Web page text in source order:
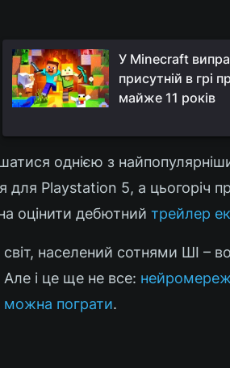
У Minecraft
присутній в грі
майже 11 років
однією з
для Playstation 5, а цьогоріч
оцінити дебютний трейлер
населений сотнями ШІ –
Але і це ще не все:
можна пограти.